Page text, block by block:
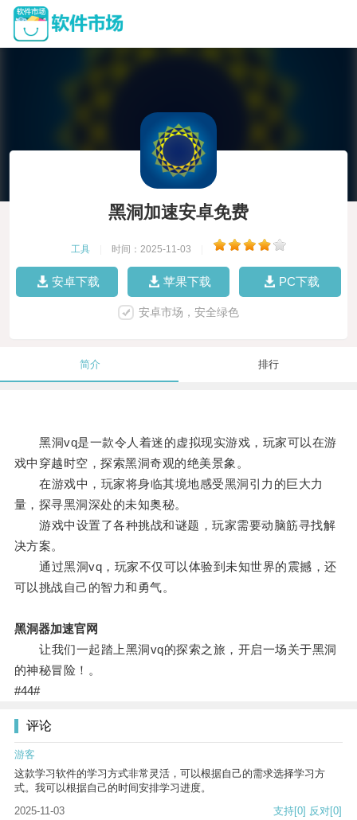
黑洞加速安卓免费
工具 时间：2025-11-03
安卓下载 苹果下载 PC下载
安卓市场，安全绿色
简介 排行
黑洞vq是一款令人着迷的虚拟现实游戏，玩家可以在游
戏中穿越时空，探索黑洞奇观的绝美景象。
在游戏中，玩家将身临其境地感受黑洞引力的巨大力
量，探寻黑洞深处的未知奥秘。
游戏中设置了各种挑战和谜题，玩家需要动脑筋寻找解
决方案。
通过黑洞vq，玩家不仅可以体验到未知世界的震撼，还
可以挑战自己的智力和勇气。
黑洞器加速官网
让我们一起踏上黑洞vq的探索之旅，开启一场关于黑洞
的神秘冒险！。
#44#
评论
游客
这款学习软件的学习方式非常灵活，可以根据自己的需求选择学习方
式。我可以根据自己的时间安排学习进度。
2025-11-03
支持[0] 反对[0]